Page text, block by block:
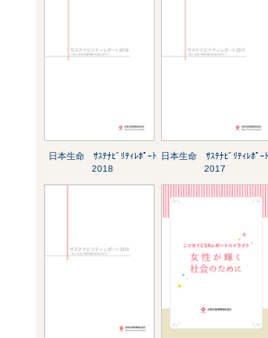
日本生命 ｻｽﾃﾅﾋﾞﾘﾃｨﾚﾎﾟｰﾄ
2018
日本生命 ｻｽﾃﾅﾋﾞﾘﾃｨﾚﾎﾟｰ
2017